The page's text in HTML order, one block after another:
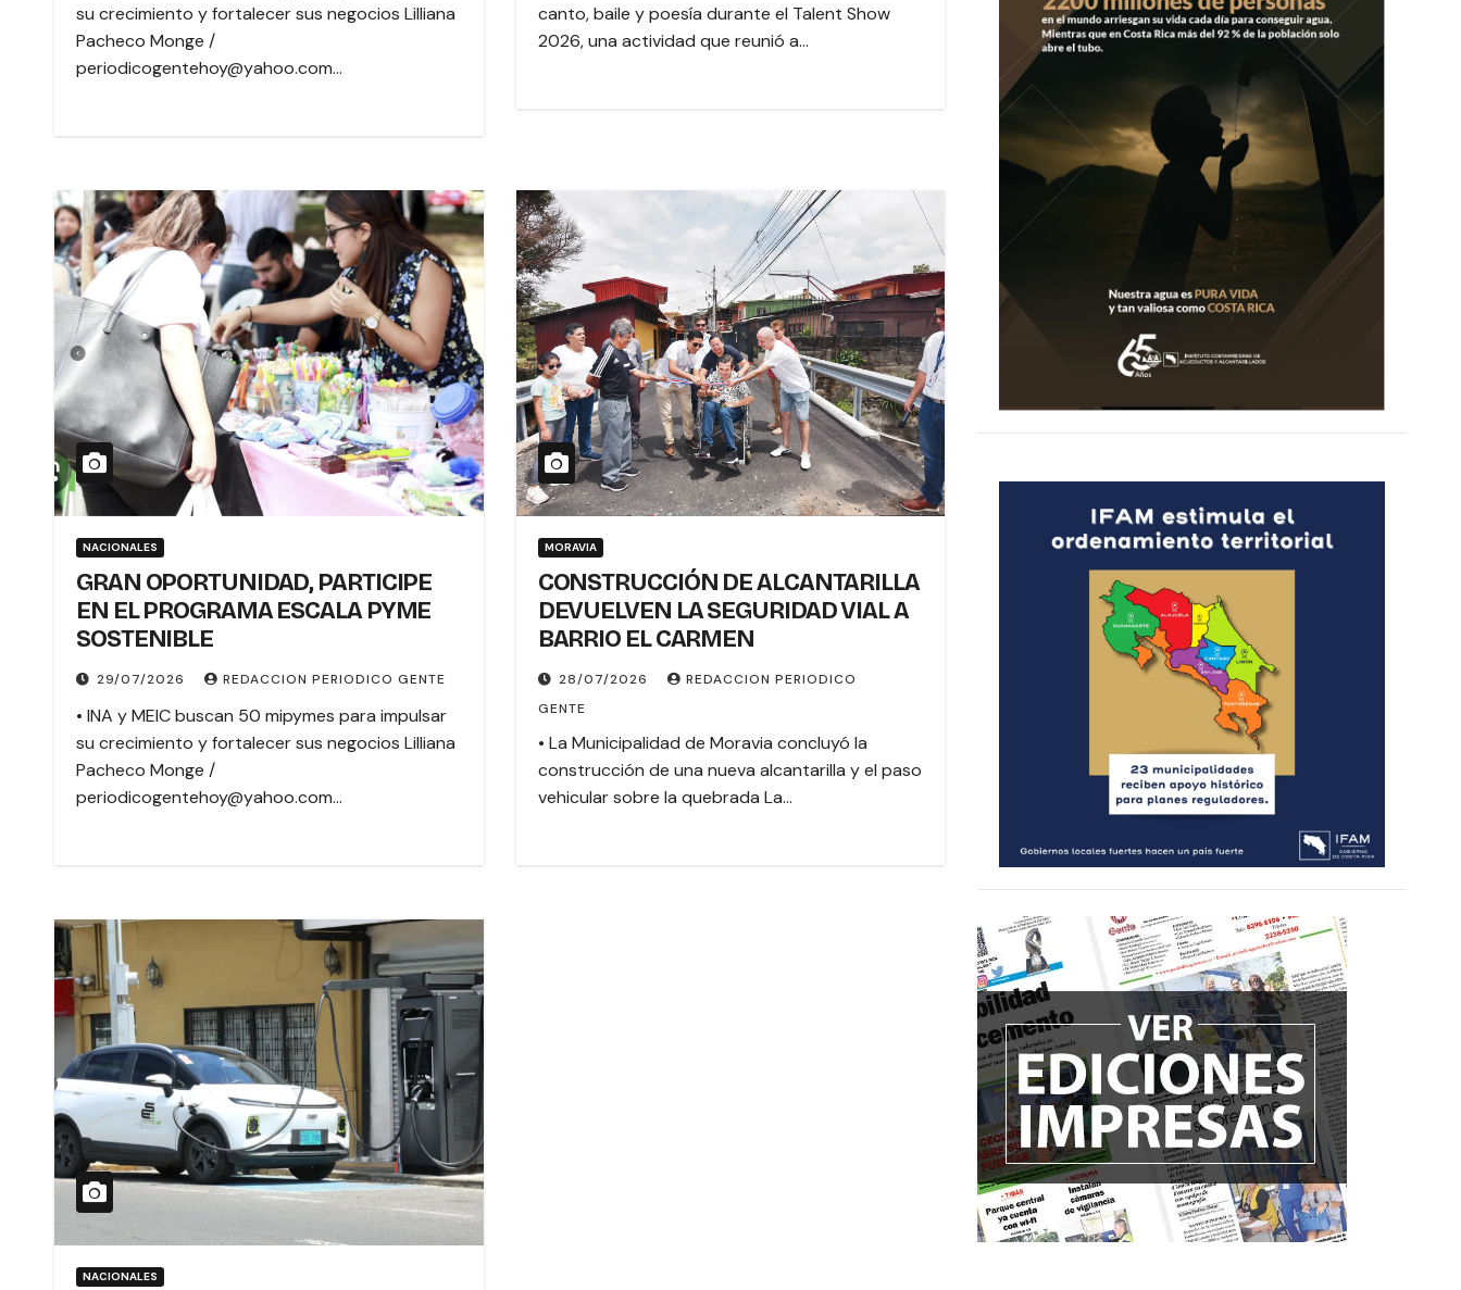
su crecimiento y fortalecer sus negocios Lilliana
Pacheco Monge /
periodicogentehoy@yahoo.com…
canto, baile y poesía durante el Talent Show
2026, una actividad que reunió a…
NACIONALES
GRAN OPORTUNIDAD, PARTICIPE
EN EL PROGRAMA ESCALA PYME
SOSTENIBLE
29/07/2026 REDACCION PERIODICO GENTE
• INA y MEIC buscan 50 mipymes para impulsar
su crecimiento y fortalecer sus negocios Lilliana
Pacheco Monge /
periodicogentehoy@yahoo.com…
MORAVIA
CONSTRUCCIÓN DE ALCANTARILLA
DEVUELVEN LA SEGURIDAD VIAL A
BARRIO EL CARMEN
28/07/2026
REDACCION PERIODICO
GENTE
• La Municipalidad de Moravia concluyó la
construcción de una nueva alcantarilla y el paso
vehicular sobre la quebrada La…
NACIONALES